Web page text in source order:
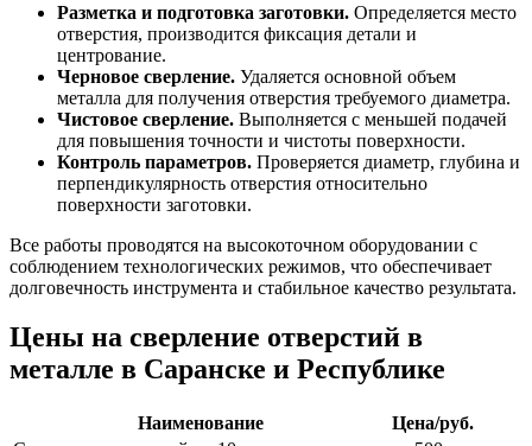
Разметка и подготовка заготовки. Определяется место
отверстия, производится фиксация детали и
центрование.
Черновое сверление. Удаляется основной объем
металла для получения отверстия требуемого диаметра.
Чистовое сверление. Выполняется с меньшей подачей
для повышения точности и чистоты поверхности.
Контроль параметров. Проверяется диаметр, глубина и
перпендикулярность отверстия относительно
поверхности заготовки.
Все работы проводятся на высокоточном оборудовании с
соблюдением технологических режимов, что обеспечивает
долговечность инструмента и стабильное качество результата.
Цены на сверление отверстий в
металле в Саранске и Республике
Наименование
Цена/руб.